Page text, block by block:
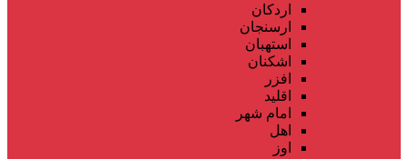
اردکان
ارسنجان
استهبان
اشکنان
افزر
اقلید
امام شهر
اهل
اوز